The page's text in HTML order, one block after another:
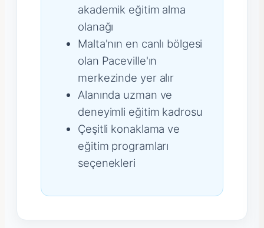
akademik eğitim alma
olanağı
Malta'nın en canlı bölgesi
olan Paceville'ın
merkezinde yer alır
Alanında uzman ve
deneyimli eğitim kadrosu
Çeşitli konaklama ve
eğitim programları
seçenekleri